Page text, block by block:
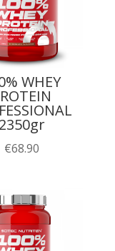
WHEY
2350gr
€68.90